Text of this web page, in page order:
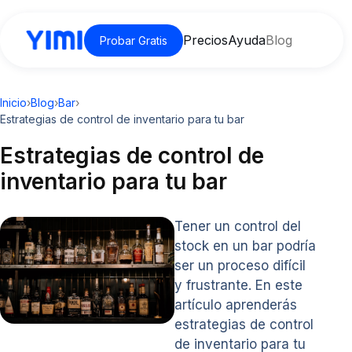
Probar Gratis PreciosAyudaBlog
Inicio›Blog›Bar›
Estrategias de control de inventario para tu bar
Estrategias de control de
inventario para tu bar
Tener un control del
stock en un bar podría
ser un proceso difícil
y frustrante. En este
artículo aprenderás
estrategias de control
de inventario para tu